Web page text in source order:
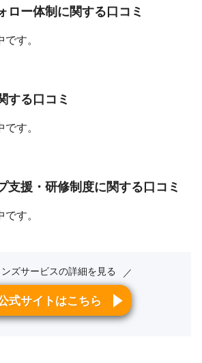
ロー体制に関する口コミ
す。
する口コミ
す。
支援・研修制度に関する口コミ
す。
ズサービスの詳細を見る ／
式サイトはこちら